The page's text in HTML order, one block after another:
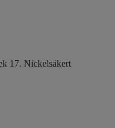
17. Nickelsäkert